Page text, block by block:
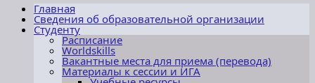
Перейти
содержимому
Главная
Сведения об образовательной организации
Студенту
Расписание
Worldskills
Вакантные места для приема (перевода)
Материалы к сессии и ИГА